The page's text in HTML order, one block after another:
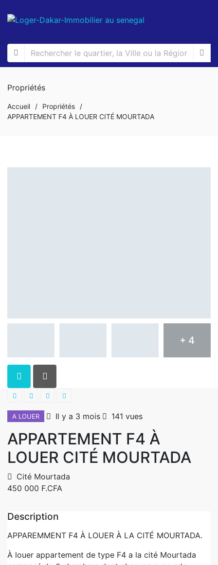
Propriétés
Accueil / Propriétés
/
APPARTEMENT F4 À LOUER CITÉ MOURTADA
+ 4
A LOUER Il y a 3 mois 141 vues
APPARTEMENT F4 À
LOUER CITÉ MOURTADA
Cité Mourtada
450 000 F.CFA
Description
APPAREMMENT F4 À LOUER À LA CITÉ MOURTADA.
À louer appartement de type F4 a la cité Mourtada